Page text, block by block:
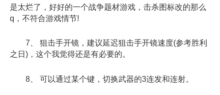
是太烂了，好好的一个战争题材游戏，击杀图标改的那么
q，不符合游戏情节!
7、 狙击手开镜，建议延迟狙击手开镜速度(参考胜利
之日)，这个我觉得还是有必要的。
8、 可以通过某个键，切换武器的3连发和连射。